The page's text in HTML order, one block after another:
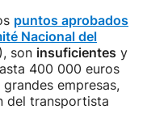
puntos aprobados
Nacional del
son insuficientes y
400 000 euros
empresas,
del transportista